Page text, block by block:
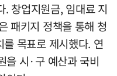
창업지원금, 임대료 지
패키지 정책을 통해 청
목표로 제시했다. 연
시·구 예산과 국비